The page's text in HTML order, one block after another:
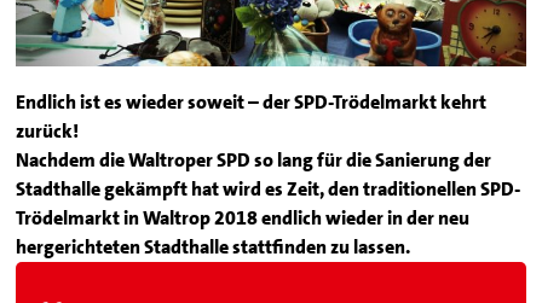
Endlich ist es wieder soweit – der SPD-Trödelmarkt kehrt
zurück!
Nachdem die Waltroper SPD so lang für die Sanierung der
Stadthalle gekämpft hat wird es Zeit, den traditionellen SPD-
Trödelmarkt in Waltrop 2018 endlich wieder in der neu
hergerichteten Stadthalle stattfinden zu lassen.